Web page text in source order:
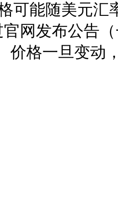
可能随美元汇
网发布公告